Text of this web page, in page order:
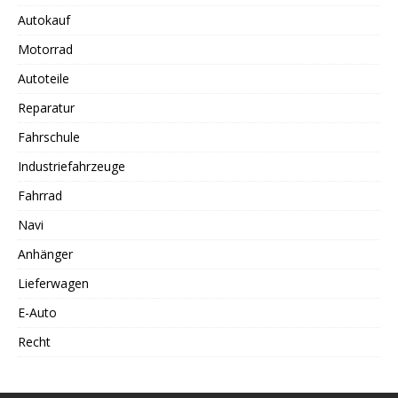
Autokauf
Motorrad
Autoteile
Reparatur
Fahrschule
Industriefahrzeuge
Fahrrad
Navi
Anhänger
Lieferwagen
E-Auto
Recht